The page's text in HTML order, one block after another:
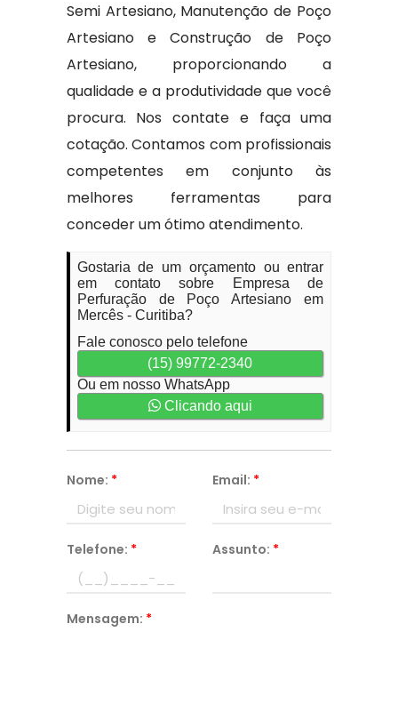
Semi Artesiano, Manutenção de Poço
Artesiano e Construção de Poço
Artesiano, proporcionando a
qualidade e a produtividade que você
procura. Nos contate e faça uma
cotação. Contamos com profissionais
competentes em conjunto às
melhores ferramentas para
conceder um ótimo atendimento.
Gostaria de um orçamento ou entrar
em contato sobre Empresa de
Perfuração de Poço Artesiano em
Mercês - Curitiba?
Fale conosco pelo telefone
(15) 99772-2340
Ou em nosso WhatsApp
Clicando aqui
Nome: * Email: *
Telefone: * Assunto: *
Mensagem: *